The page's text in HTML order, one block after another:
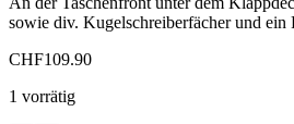
sowie div. Kugelschreiberfächer und ein
CHF109.90
1 vorrätig